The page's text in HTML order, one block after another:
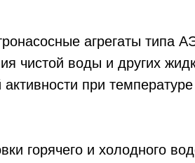
агрегаты типа
чистой воды и других
при
горячего и холодного